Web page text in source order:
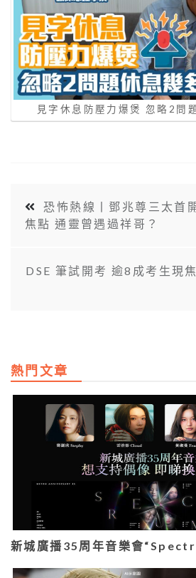
見字休息防壓力爆煲 忽略2問
恐怖熱線丨鄧兆尊三太首
焦點 通靈曾遇過祥哥？
DSE 筆試開考 逾8成考生現
熱門文章
新城廣播35周年音樂會